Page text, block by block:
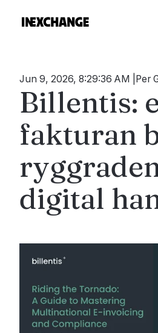
Jun 9, 2026, 8:29:36 AM Per
Billentis:
fakturan
digital